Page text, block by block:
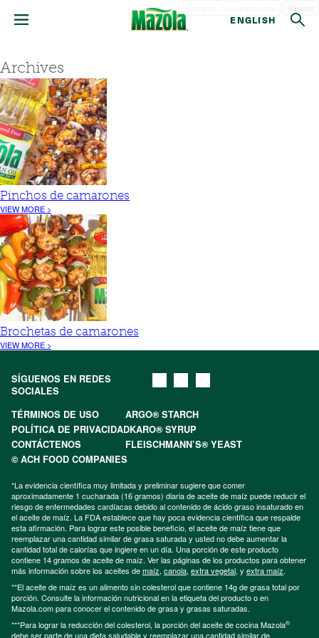
ENGLISH
Archives
Pinchos de camarones
VIEW MORE >
Brochetas de camarones
VIEW MORE >
SÍGUENOS EN REDES
SOCIALES
TÉRMINOS DE USO
ARGO® STARCH
POLÍTICA DE PRIVACIDADKARO® SYRUP
CONTÁCTENOS
FLEISCHMANN’S® YEAST
© ACH FOOD COMPANIES
*La evidencia científica muy limitada y preliminar sugiere que comer
aproximadamente 1 cucharada (16 gramos) diaria de aceite de maíz puede reducir el
riesgo de enfermedades cardíacas debido al contenido de ácido graso insaturado en
el aceite de maíz. La FDA establece que hay poca evidencia científica que respalde
esta afirmación. Para lograr este posible beneficio, el aceite de maíz tiene que
reemplazar una cantidad similar de grasa saturada y usted no debe aumentar la
cantidad total de calorías que ingiere en un día. Una porción de este producto
contiene 14 gramos de aceite de maíz. Ver las páginas de los productos para obtener
más información sobre los aceites demaíz, canola, extra vegetal, y extra maíz.
**El aceite de maíz es un alimento sin colesterol que contiene 14g de grasa total por
porción. Consulte la información nutricional en la etiqueta del producto o en
Mazola.com para conocer el contenido de grasa y grasas saturadas.
***Para lograr la reducción del colesterol, la porción del aceite de cocina Mazola®
debe ser parte de una dieta saludable y reemplazar una cantidad similar de